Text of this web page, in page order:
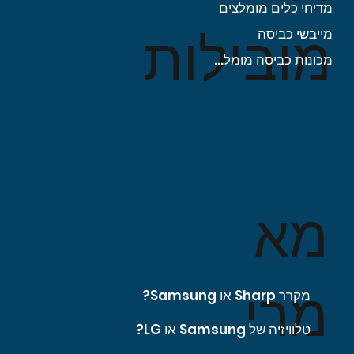
מא
מרי
מקרר Sharp או Samsung?
טלוויזיה של Samsung או LG?
מובילות
מדיחי כלים מומלצים
מייבשי כביסה
מכונות כביסה מומלצות